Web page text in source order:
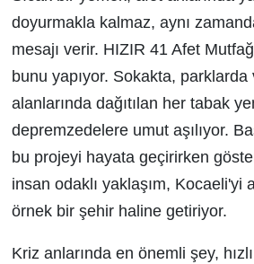
doyurmakla kalmaz, aynı
mesajı verir. HIZIR 41 Afet
bunu yapıyor. Sokakta,
alanlarında dağıtılan her tabak
depremzedelere umut aşılıyor.
bu projeyi hayata geçirirken
insan odaklı yaklaşım, Kocaeli'yi
örnek bir şehir haline getiriyor.
Kriz anlarında en önemli şey,